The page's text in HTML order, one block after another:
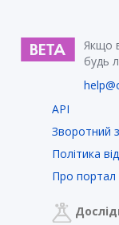
Якщо
будь
API
Зворотний
Політика
Про портал